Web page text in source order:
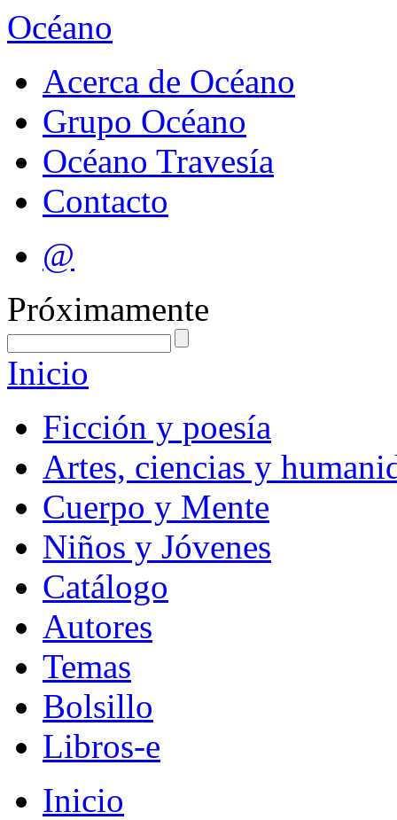
Océano
Acerca de Océano
Grupo Océano
Océano Travesía
Contacto
@
Próximamente
Inicio
Ficción y poesía
Artes, ciencias y
Cuerpo y Mente
Niños y Jóvenes
Catálogo
Autores
Temas
Bolsillo
Libros-e
Inicio